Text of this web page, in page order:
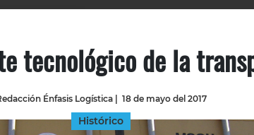
inventariostecnológico de la
Énfasis Logística| 18 de mayo del 2017
Histórico